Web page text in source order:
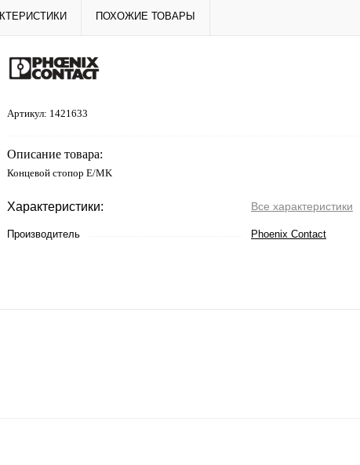
ПОХОЖИЕ ТОВАРЫ
Артикул: 1421633
Описание товара:
Концевой стопор E/MK
Характеристики: Все характеристики
Производитель Phoenix Contact